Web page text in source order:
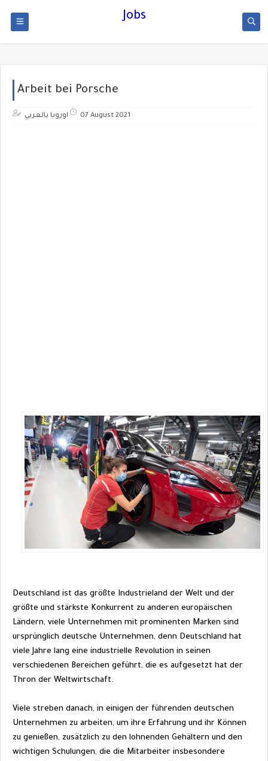
Jobs
Arbeit bei Porsche
اوروبا بالعربي 07 August 2021
Deutschland ist das größte Industrieland der Welt und der
größte und stärkste Konkurrent zu anderen europäischen
Ländern, viele Unternehmen mit prominenten Marken sind
ursprünglich deutsche Unternehmen, denn Deutschland hat
viele Jahre lang eine industrielle Revolution in seinen
verschiedenen Bereichen geführt, die es aufgesetzt hat der
Thron der Weltwirtschaft.
Viele streben danach, in einigen der führenden deutschen
Unternehmen zu arbeiten, um ihre Erfahrung und ihr Können
zu genießen, zusätzlich zu den lohnenden Gehältern und den
wichtigen Schulungen, die die Mitarbeiter insbesondere